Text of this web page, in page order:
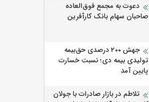
دعوت به مجمع فوق‌العاده
صاحبان سهام بانک کارآفرین
جهش ۲۰۰ درصدی حق‌بیمه
تولیدی بیمه دی؛ نسبت خسارت
پایین آمد
تلاطم در بازار صادرات با جولان